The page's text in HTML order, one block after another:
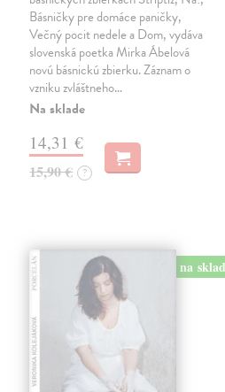
Básničky pre domáce paničky,
Večný pocit nedele a Dom, vydáva
slovenská poetka Mirka Ábelová
novú básnickú zbierku. Záznam o
vzniku zvláštneho…
Na sklade
14,31 €
15,90 € ?
na